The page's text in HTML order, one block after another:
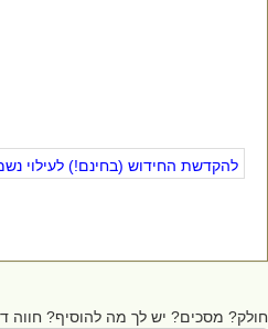
להקדשת החידוש (בחינם!) לעילוי
חולק? מסכים? יש לך מה להוסיף? חווה